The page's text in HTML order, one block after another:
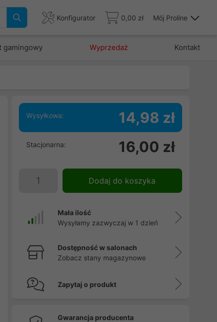
Konfigurator 0,00 zł Mój Proline
gamingowy Wyprzedaż Kontakt
Wysyłkowa: 14,98 zł
Stacjonarna: 16,00 zł
Dodaj do koszyka
Mała ilość
Wysyłamy zazwyczaj w 1 dzień
Dostępność w salonach
Zobacz stany magazynowe
Zapytaj o produkt
Gwarancja producenta